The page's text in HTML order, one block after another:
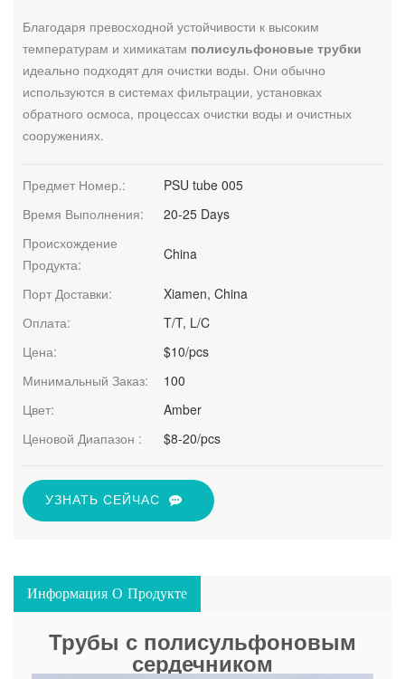
Благодаря превосходной устойчивости к высоким
температурам и химикатам полисульфоновые трубки
идеально подходят для очистки воды. Они обычно
используются в системах фильтрации, установках
обратного осмоса, процессах очистки воды и очистных
сооружениях.
Предмет Номер.:
PSU tube 005
Время Выполнения:
20-25 Days
Происхождение
Продукта:
China
Порт Доставки:
Xiamen, China
Оплата:
T/T, L/C
Цена:
$10/pcs
Минимальный Заказ:
100
Цвет:
Amber
Ценовой Диапазон :
$8-20/pcs
УЗНАТЬ СЕЙЧАС
Информация О Продукте
Трубы с полисульфоновым
сердечником